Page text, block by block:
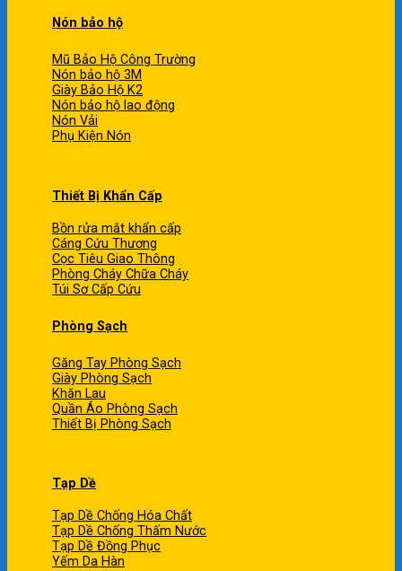
Nón bảo hộ
Mũ Bảo Hộ Công Trường
Nón bảo hộ 3M
Giày Bảo Hộ K2
Nón bảo hộ lao động
Nón Vải
Phụ Kiện Nón
Thiết Bị Khẩn Cấp
Bồn rửa mắt khẩn cấp
Cáng Cứu Thương
Cọc Tiêu Giao Thông
Phòng Cháy Chữa Cháy
Túi Sơ Cấp Cứu
Phòng Sạch
Găng Tay Phòng Sạch
Giày Phòng Sạch
Khăn Lau
Quần Áo Phòng Sạch
Thiết Bị Phòng Sạch
Tạp Dề
Tạp Dề Chống Hóa Chất
Tạp Dề Chống Thấm Nước
Tạp Dề Đồng Phục
Yếm Da Hàn